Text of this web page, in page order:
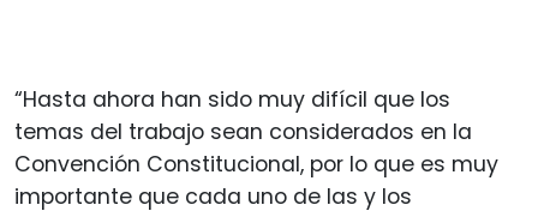
“Hasta ahora han sido muy difícil que los
temas del trabajo sean considerados en la
Convención Constitucional, por lo que es muy
importante que cada uno de las y los